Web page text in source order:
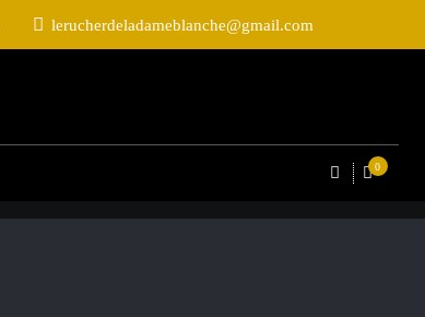
lerucherdeladameblanche@gmail.com
0